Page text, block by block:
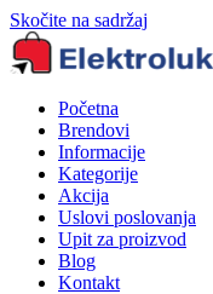
Skočite na sadržaj
Početna
Brendovi
Informacije
Kategorije
Akcija
Uslovi poslovanja
Upit za proizvod
Blog
Kontakt